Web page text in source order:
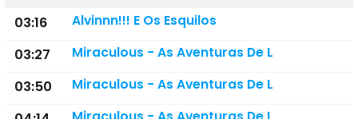
03:16
Alvinnn!!! E Os Esquilos
03:27 Miraculous - As Aventuras De L
03:50 Miraculous - As Aventuras De L